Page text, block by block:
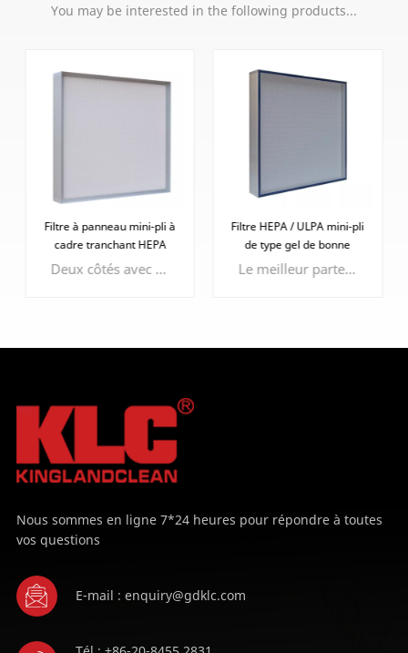
You may be interested in the following products...
Filtre à panneau mini-pli à
cadre tranchant HEPA
Deux côtés avec protection faciale époxy pour protéger le média filtrant
APPRENDRE
ENCORE PLUS
Filtre HEPA / ULPA mini-pli
de type gel de bonne
étanchéité
Le meilleur partenaire du cadre tranchant, des performances d'étanchéité plus efficaces et efficientes.
Nous sommes en ligne 7*24 heures pour répondre à toutes
vos questions
E-mail : enquiry@gdklc.com